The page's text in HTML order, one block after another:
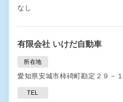
なし
有限会社 いけだ自動車
所在地
愛知県安城市柿碕町勘定２９－１
TEL